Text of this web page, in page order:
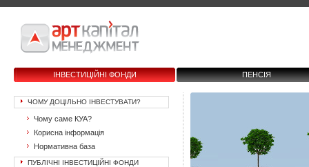
ІНВЕСТИЦІЙНІ ФОНДИ ПЕНСІЯ
ЧОМУ ДОЦІЛЬНО ІНВЕСТУВАТИ?
Чому саме КУА?
Корисна інформація
Нормативна база
ПУБЛІЧНІ ІНВЕСТИЦІЙНІ ФОНДИ